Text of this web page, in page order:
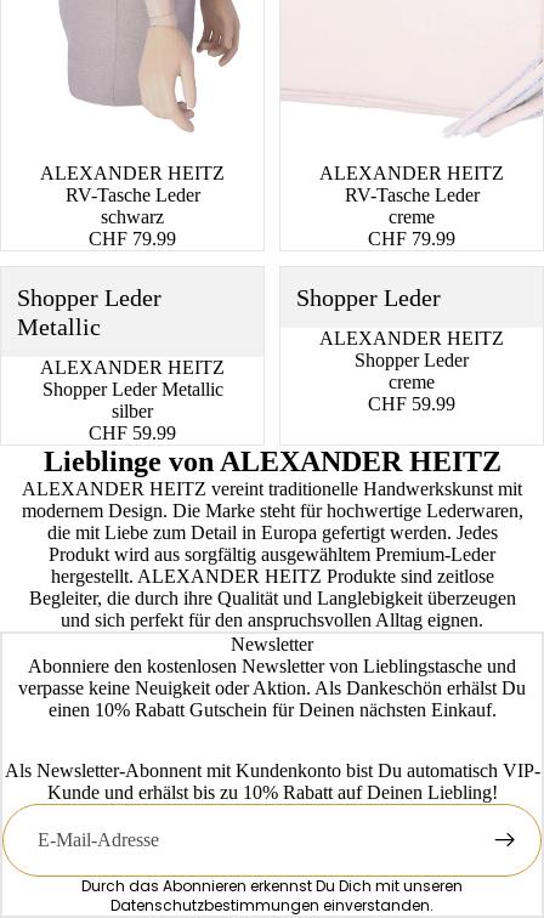
ALEXANDER HEITZ
RV-Tasche Leder
schwarz
CHF 79.99
ALEXANDER HEITZ
RV-Tasche Leder
creme
CHF 79.99
Leder
Metallic
Shopper Leder
Metallic
ALEXANDER HEITZ
Shopper Leder Metallic
silber
CHF 59.99
Leder
Shopper Leder
ALEXANDER HEITZ
Shopper Leder
creme
CHF 59.99
Lieblinge von ALEXANDER HEITZ
ALEXANDER HEITZ vereint traditionelle Handwerkskunst mit
modernem Design. Die Marke steht für hochwertige Lederwaren,
die mit Liebe zum Detail in Europa gefertigt werden. Jedes
Produkt wird aus sorgfältig ausgewähltem Premium-Leder
hergestellt. ALEXANDER HEITZ Produkte sind zeitlose
Begleiter, die durch ihre Qualität und Langlebigkeit überzeugen
und sich perfekt für den anspruchsvollen Alltag eignen.
Newsletter
Abonniere den kostenlosen Newsletter von Lieblingstasche und
verpasse keine Neuigkeit oder Aktion. Als Dankeschön erhälst Du
einen 10% Rabatt Gutschein für Deinen nächsten Einkauf.
Als Newsletter-Abonnent mit Kundenkonto bist Du automatisch VIP-
Kunde und erhälst bis zu 10% Rabatt auf Deinen Liebling!
E-
Mail
Durch das Abonnieren erkennst Du Dich mit unseren
Datenschutzbestimmungen einverstanden.